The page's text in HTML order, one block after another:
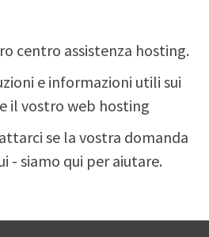
centro assistenza hosting.
e informazioni utili sui
il vostro web hosting
se la vostra domanda
- siamo qui per aiutare.